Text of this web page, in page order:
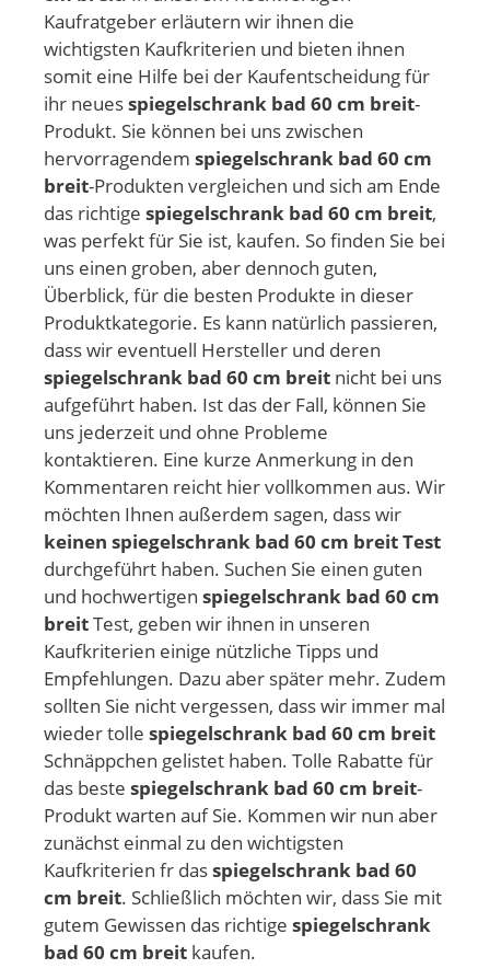
Kaufratgeber erläutern wir ihnen die
wichtigsten Kaufkriterien und bieten ihnen
somit eine Hilfe bei der Kaufentscheidung für
ihr neuesspiegelschrank bad 60 cm breit-
Produkt. Sie können bei uns zwischen
hervorragendem spiegelschrank bad 60 cm
breit-Produkten vergleichen und sich am Ende
das richtige spiegelschrank bad 60 cm breit,
was perfekt für Sie ist, kaufen. So finden Sie bei
uns einen groben, aber dennoch guten,
Überblick, für die besten Produkte in dieser
Produktkategorie. Es kann natürlich passieren,
dass wir eventuell Hersteller und deren
spiegelschrank bad 60 cm breit nicht bei uns
aufgeführt haben. Ist das der Fall, können Sie
uns jederzeit und ohne Probleme
kontaktieren. Eine kurze Anmerkung in den
Kommentaren reicht hier vollkommen aus. Wir
möchten Ihnen außerdem sagen, dass wir
keinen spiegelschrank bad 60 cm breit Test
durchgeführt haben. Suchen Sie einen guten
und hochwertigen spiegelschrank bad 60 cm
breitTest, geben wir ihnen in unseren
Kaufkriterien einige nützliche Tipps und
Empfehlungen. Dazu aber später mehr. Zudem
sollten Sie nicht vergessen, dass wir immer mal
wieder tolle spiegelschrank bad 60 cm breit
Schnäppchen gelistet haben. Tolle Rabatte für
das beste spiegelschrank bad 60 cm breit-
Produkt warten auf Sie. Kommen wir nun aber
zunächst einmal zu den wichtigsten
Kaufkriterien fr dasspiegelschrank bad 60
cm breit. Schließlich möchten wir, dass Sie mit
gutem Gewissen das richtige spiegelschrank
bad 60 cm breit kaufen.